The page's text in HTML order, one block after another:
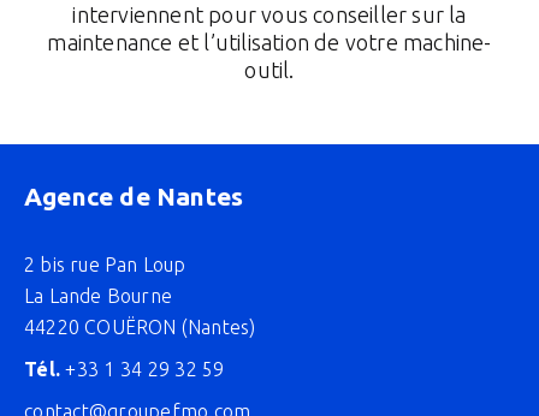
interviennent pour vous conseiller sur la
maintenance et l’utilisation de votre machine-
outil.
Agence de Nantes
2 bis rue Pan Loup
La Lande Bourne
44220 COUËRON (Nantes)
Tél. +33 1 34 29 32 59
contact@groupefmo.com